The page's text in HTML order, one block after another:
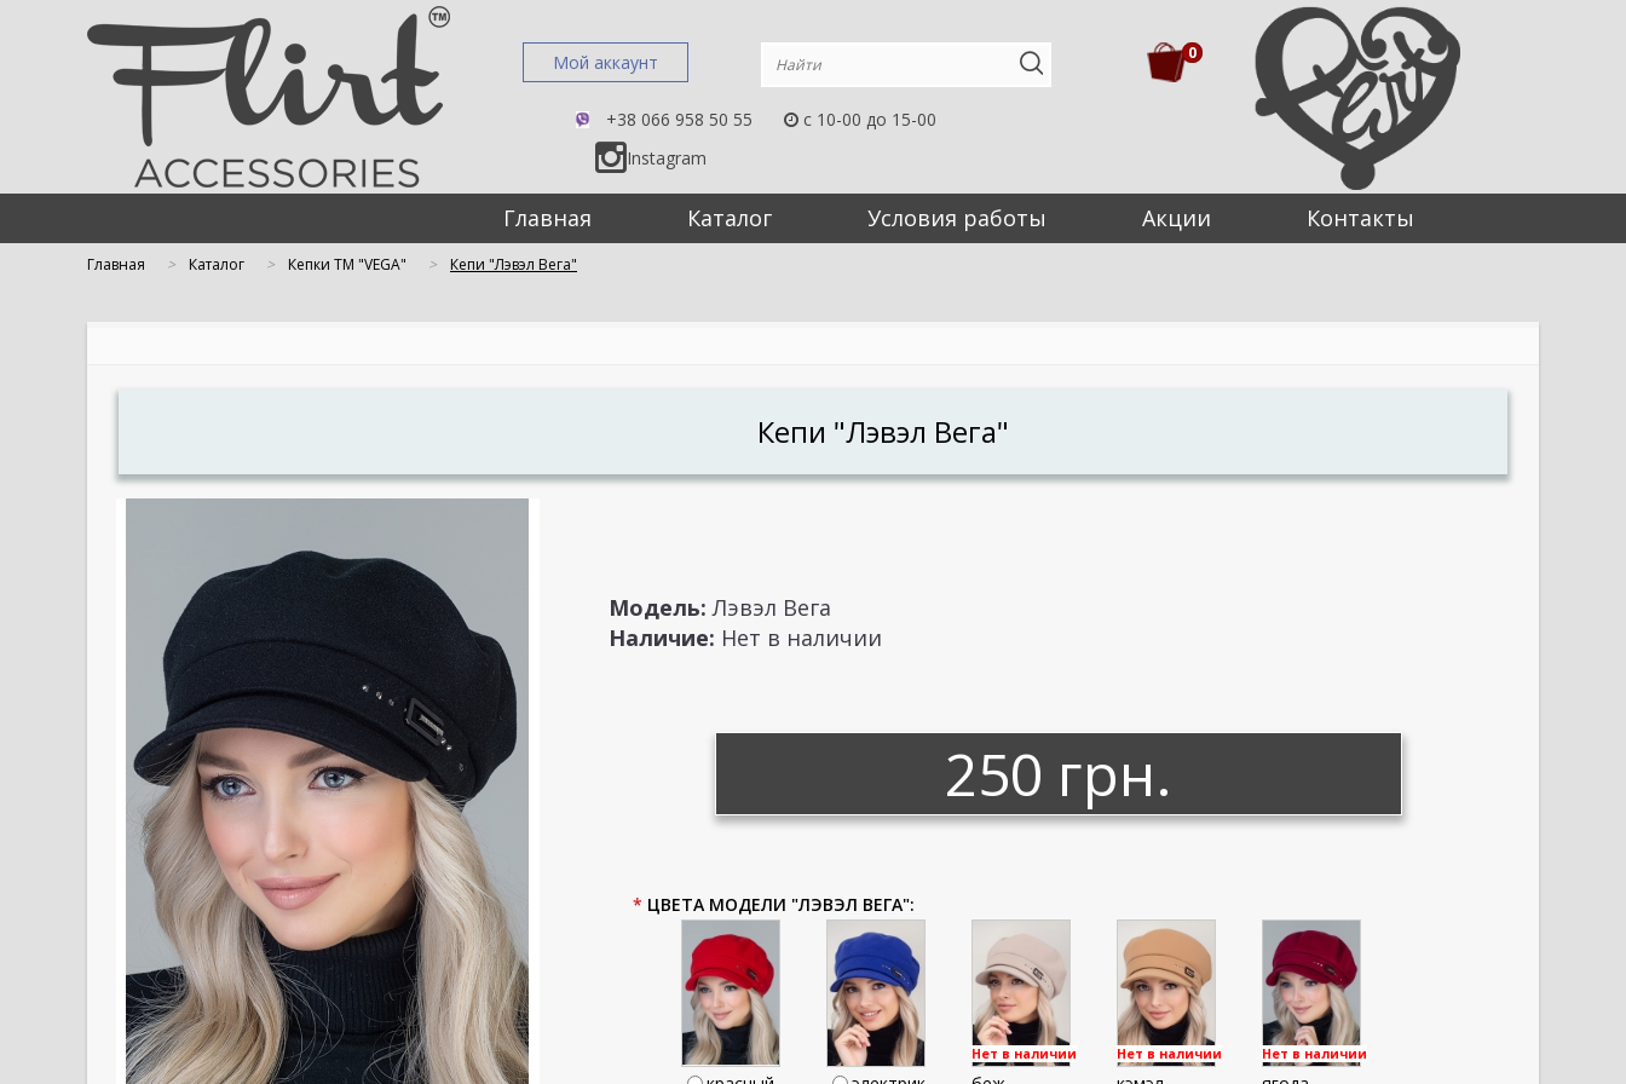
Мой аккаунт
+38 066 958 50 55
c 10-00 до 15-00
Instagram
0
Главная Каталог Условия работы Акции Контакты
Главная Каталог Кепки TM "VEGA" Кепи "Лэвэл Вега"
Кепи "Лэвэл Вега"
Модель: Лэвэл Вега
Наличие: Нет в наличии
250 грн.
* ЦВЕТА МОДЕЛИ "ЛЭВЭЛ ВЕГА":
Нет в наличии Нет в наличии Нет в наличии